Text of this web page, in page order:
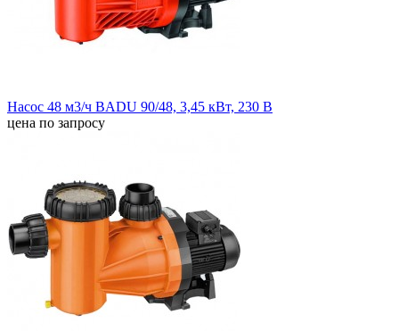
Насос 48 м3/ч BADU 90/48, 3,45 кВт, 230 В
цена по запросу